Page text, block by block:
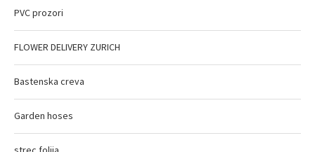
PVC prozori
FLOWER DELIVERY ZURICH
Bastenska creva
Garden hoses